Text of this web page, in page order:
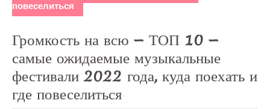
повеселиться
Громкость на всю — ТОП 10 —
самые ожидаемые музыкальные
фестивали 2022 года, куда поехать и
где повеселиться